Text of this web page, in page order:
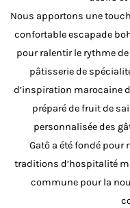
Nous apportons une
confortable escapade
pour ralentir le rythme de
pâtisserie de
d’inspiration marocaine
préparé de fruit de
personnalisée des
Gatô a été fondé
traditions d’hospitalité
commune pour la